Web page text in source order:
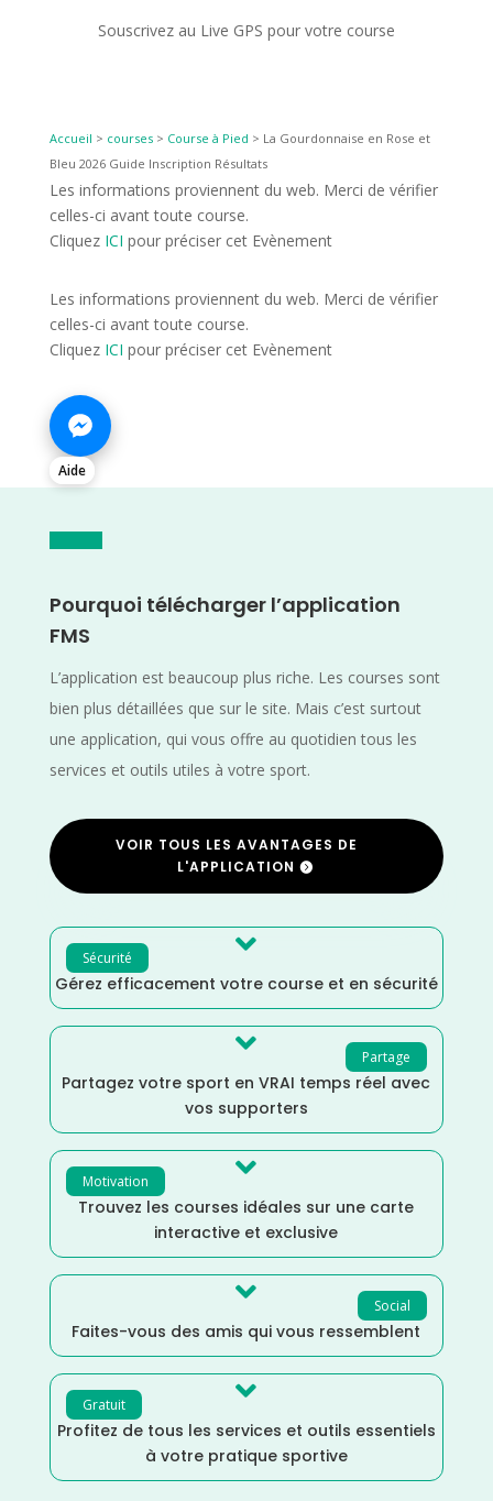
Souscrivez au Live GPS pour votre course
Accueil > courses> Course à Pied > La Gourdonnaise en Rose et
Bleu 2026 Guide Inscription Résultats
Les informations proviennent du web. Merci de vérifier
celles-ci avant toute course.
Cliquez ICI pour préciser cet Evènement
Les informations proviennent du web. Merci de vérifier
celles-ci avant toute course.
Cliquez ICI pour préciser cet Evènement
Aide
Pourquoi télécharger l’application
FMS
L’application est beaucoup plus riche. Les courses sont
bien plus détaillées que sur le site. Mais c’est surtout
une application, qui vous offre au quotidien tous les
services et outils utiles à votre sport.
VOIR TOUS LES AVANTAGES DE
L'APPLICATION
Sécurité 
Gérez efficacement votre course et en sécurité
Partage

Partagez votre sport en VRAI temps réel avec
vos supporters
Motivation 
Trouvez les courses idéales sur une carte
interactive et exclusive
Social

Faites-vous des amis qui vous ressemblent
Gratuit 
Profitez de tous les services et outils essentiels
à votre pratique sportive